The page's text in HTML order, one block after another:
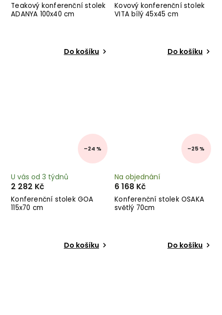
Teakový konferenční stolek
ADANYA 100x40 cm
Do košíku
Kovový konferenční stolek
VITA bílý 45x45 cm
Do košíku
–24 %
Konferenční stolek GOA
115x70 cm
U vás od 3 týdnů
2 282 Kč
Do košíku
–25 %
Konferenční stolek OSAKA
světlý 70cm
Na objednání
6 168 Kč
Do košíku